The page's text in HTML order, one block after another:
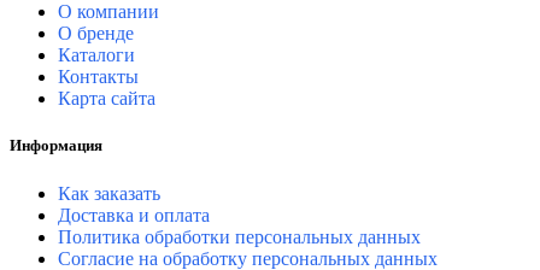
О компании
О бренде
Каталоги
Контакты
Карта сайта
Информация
Как заказать
Доставка и оплата
Политика обработки персональных данных
Согласие на обработку персональных данных